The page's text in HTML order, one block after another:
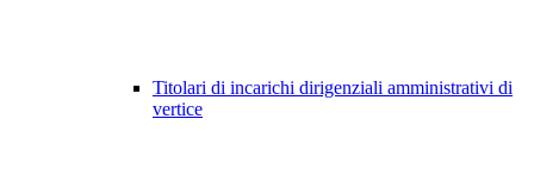
Titolari di incarichi dirigenziali amministrativi di
vertice